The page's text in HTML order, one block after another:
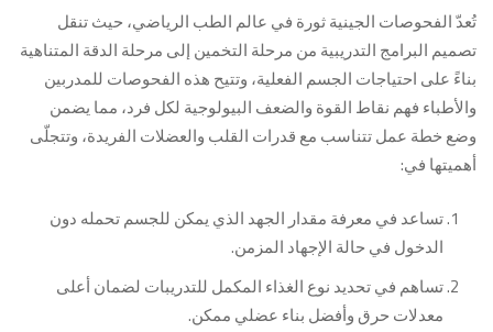
تُعدّ الفحوصات الجينية ثورة في عالم الطب الرياضي، حيث تنقل
تصميم البرامج التدريبية من مرحلة التخمين إلى مرحلة الدقة المتناهية
بناءً على احتياجات الجسم الفعلية، وتتيح هذه الفحوصات للمدربين
والأطباء فهم نقاط القوة والضعف البيولوجية لكل فرد، مما يضمن
وضع خطة عمل تتناسب مع قدرات القلب والعضلات الفريدة، وتتجلّى
أهميتها في:
تساعد في معرفة مقدار الجهد الذي يمكن للجسم تحمله دون
الدخول في حالة الإجهاد المزمن.
تساهم في تحديد نوع الغذاء المكمل للتدريبات لضمان أعلى
معدلات حرق وأفضل بناء عضلي ممكن.